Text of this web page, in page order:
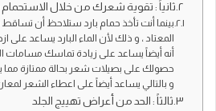
ثانياً : تقوية شعرك من خلال الاستحمام
بينما أنت تأخذ حمام بارد ستلاحظ أن
المعتاد ، و ذلك لأن الماء البارد يساعد على
أنه أيضاً يساعد على زيادة تماسك مسامات
حصولك على بصيلات شعر بحالة ممتازة
و بالتالي يساعد أيضاً على اعطاء الشعر
ثالثاً : الحد من أعراض تهييج الجلد